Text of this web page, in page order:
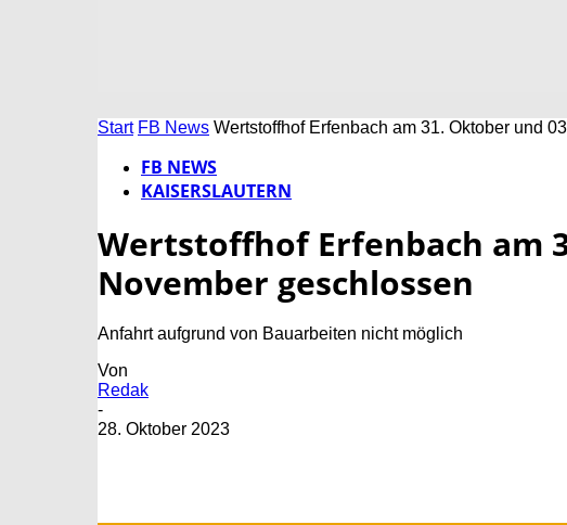
Start FB News Wertstoffhof Erfenbach am 31. Oktober und
FB NEWS
KAISERSLAUTERN
Wertstoffhof Erfenbach am
November geschlossen
Anfahrt aufgrund von Bauarbeiten nicht möglich
Von
Redak
-
28. Oktober 2023